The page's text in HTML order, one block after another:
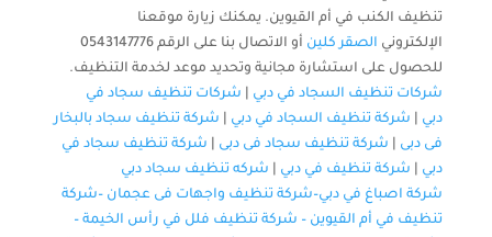
تنظيف الكنب في أم القيوين. يمكنك زيارة موقعنا
الإلكتروني الصقر كلين
أو الاتصال بنا على الرقم 0543147776
للحصول على استشارة مجانية وتحديد موعد لخدمة التنظيف.
شركات تنظيف السجاد في دبي
شركات تنظيف سجاد في
دبي
شركة تنظيف السجاد في دبي
شركة تنظيف سجاد بالبخار
فى دبى
شركة تنظيف سجاد فى دبى
شركة تنظيف سجاد في
دبي
شركة تنظيف في دبي
شركه تنظيف سجاد دبي
شركة اصباغ في دبي–شركة تنظيف واجهات فى عجمان –شركة
تنظيف في أم القيوين – شركة تنظيف فلل في رأس الخيمة–